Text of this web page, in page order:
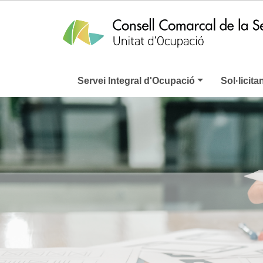
Servei Integral d'Ocupació